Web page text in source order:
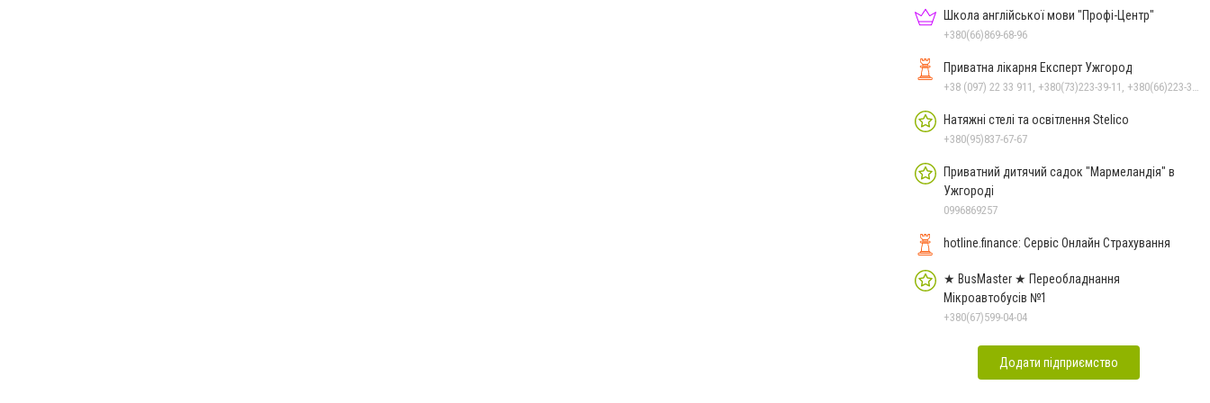
Школа англійської мови "Профі-Центр"
+380(66)869-68-96
Приватна лікарня Експерт Ужгород
+38 (097) 22 33 911, +380(73)223-39-11, +380(66)223-39-11
Натяжні стелі та освітлення Stelico
+380(95)837-67-67
Приватний дитячий садок "Мармеландія" в
Ужгороді
0996869257
hotline.finance: Сервіс Онлайн Страхування
★ BusMaster ★ Переобладнання
Мікроавтобусів №1
+380(67)599-04-04
Додати підприємство